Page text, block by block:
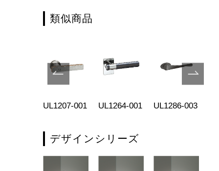
類似商品
UL1207-001 UL1264-001 UL1286-003
デザインシリーズ